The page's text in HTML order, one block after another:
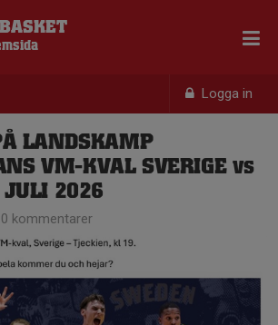
Logga in
LANDSKAMP
VM-KVAL SVERIGE vs
JULI 2026
0 kommentarer